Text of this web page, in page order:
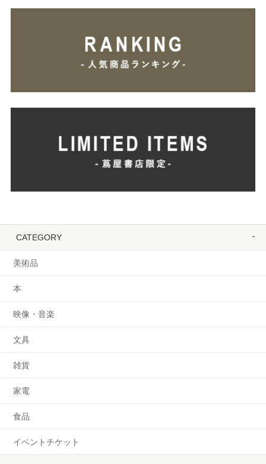
CATEGORY
美術品
本
映像・音楽
文具
雑貨
家電
食品
イベントチケット